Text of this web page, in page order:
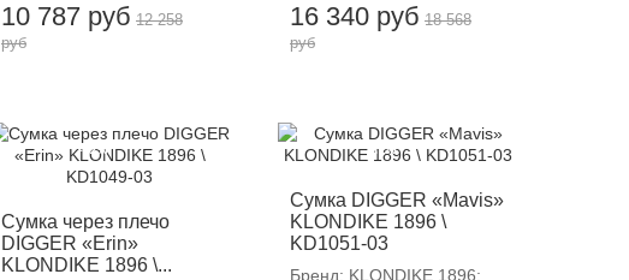
10 787 руб 12 258
руб
16 340 руб 18 568
руб
Сумка через плечо
DIGGER «Erin»
KLONDIKE 1896 \...
-12%
Сумка DIGGER «Mavis»
KLONDIKE 1896 \
KD1051-03
Бренд: KLONDIKE 1896;
-12%